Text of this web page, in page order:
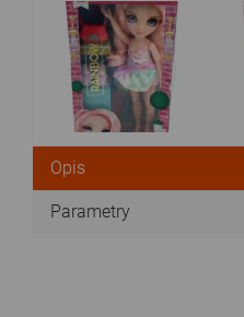
Opis
Parametry